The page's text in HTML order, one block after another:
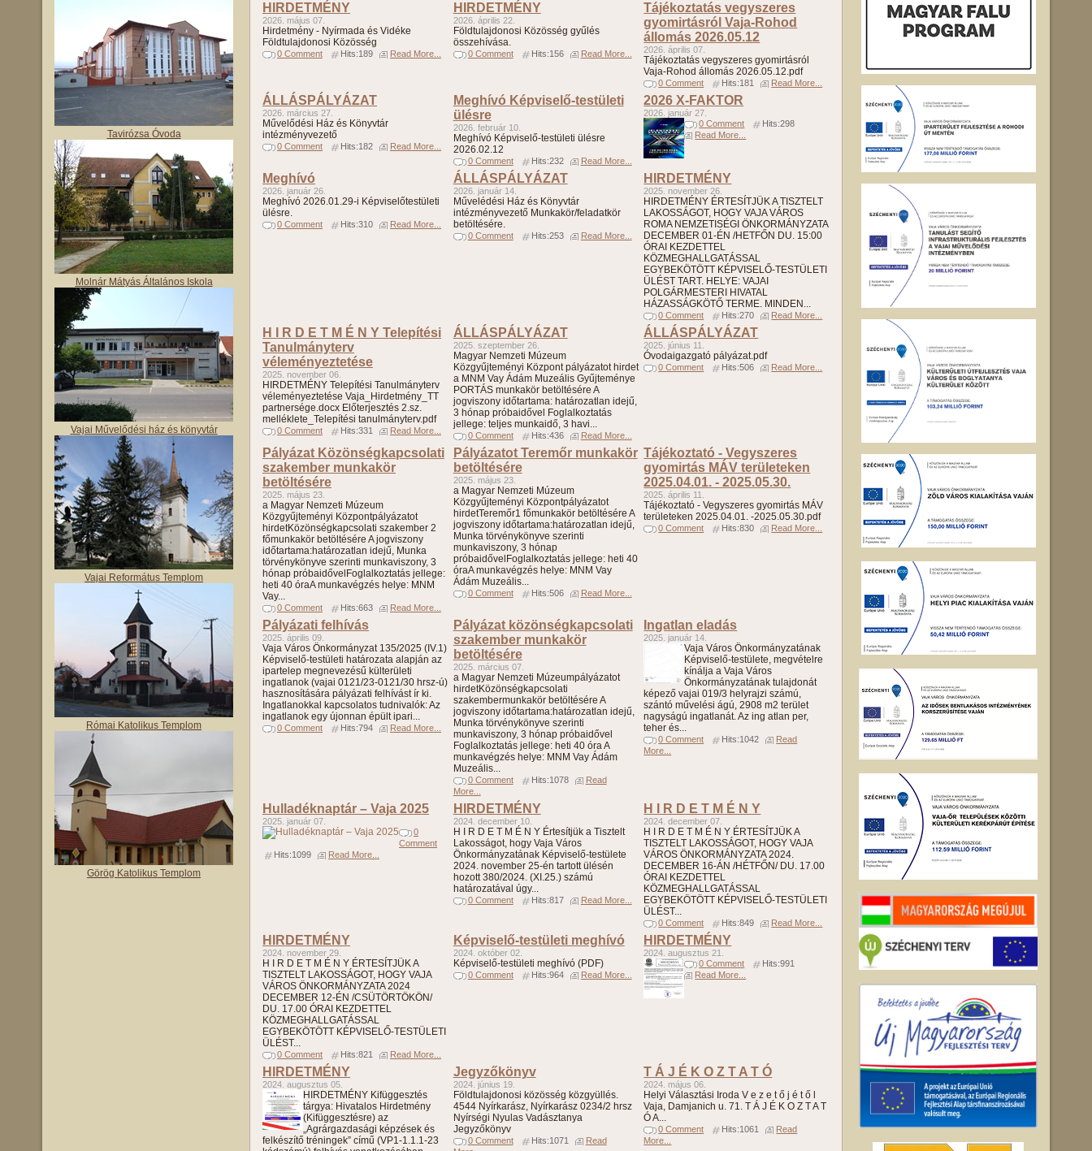
Tavirózsa Óvoda
Molnár Mátyás Általános Iskola
Vajai Művelődési ház és könyvtár
Vajai Református Templom
Római Katolikus Templom
Görög Katolikus Templom
HIRDETMÉNY
2026. május 07.
Hirdetmény - Nyírmada és Vidéke
Földtulajdonosi Közösség
0 Comment Hits:189 Read More...
HIRDETMÉNY
2026. április 22.
Földtulajdonosi Közösség gyűlés
összehívása.
0 Comment Hits:156 Read More...
Tájékoztatás vegyszeres
gyomirtásról Vaja-Rohod
állomás 2026.05.12
2026. április 07.
Tájékoztatás vegyszeres gyomirtásról
Vaja-Rohod állomás 2026.05.12.pdf
0 Comment Hits:181 Read More...
ÁLLÁSPÁLYÁZAT
2026. március 27.
Művelődési Ház és Könyvtár
intézményvezető
0 Comment Hits:182 Read More...
Meghívó Képviselő-testületi
ülésre
2026. február 10.
Meghívó Képviselő-testületi ülésre
2026.02.12
0 Comment Hits:232 Read More...
2026 X-FAKTOR
2026. január 27.
0 Comment
Hits:298
Read More...
Meghívó
2026. január 26.
Meghívó 2026.01.29-i Képviselőtestületi
ülésre.
0 Comment Hits:310 Read More...
ÁLLÁSPÁLYÁZAT
2026. január 14.
Művelédési Ház és Könyvtár
intézményvezető Munkakör/feladatkör
betöltésére.
0 Comment Hits:253 Read More...
HIRDETMÉNY
2025. november 26.
HIRDETMÉNY ÉRTESÍTJÜK A TISZTELT
LAKOSSÁGOT, HOGY VAJA VÁROS
ROMA NEMZETISÉGI ÖNKORMÁNYZATA
DECEMBER 01-ÉN /HETFŐN DU. 15:00
ÓRAI KEZDETTEL
KÖZMEGHALLGATÁSSAL
EGYBEKÖTÖTT KÉPVISELŐ-TESTÜLETI
ÜLÉST TART. HELYE: VAJAI
POLGÁRMESTERI HIVATAL
HÁZASSÁGKÖTŐ TERME. MINDEN...
0 Comment Hits:270 Read More...
H I R D E T M É N Y Telepítési
Tanulmányterv
véleményeztetése
2025. november 06.
HIRDETMÉNY Telepítési Tanulmányterv
véleményeztetése Vaja_Hirdetmény_TT
partnersége.docx Előterjesztés 2.sz.
melléklete_Telepítési tanulmányterv.pdf
0 Comment Hits:331 Read More...
ÁLLÁSPÁLYÁZAT
2025. szeptember 26.
Magyar Nemzeti Múzeum
Közgyűjteményi Központ pályázatot hirdet
a MNM Vay Ádám Muzeális Gyűjteménye
PORTÁS munkakör betöltésére A
jogviszony időtartama: határozatlan idejű,
3 hónap próbaidővel Foglalkoztatás
jellege: teljes munkaidő, 3 havi...
0 Comment Hits:436 Read More...
ÁLLÁSPÁLYÁZAT
2025. június 11.
Óvodaigazgató pályázat.pdf
0 Comment Hits:506 Read More...
Pályázat Közönségkapcsolati
szakember munkakör
betöltésére
2025. május 23.
a Magyar Nemzeti Múzeum
Közgyűjteményi Központpályázatot
hirdetKözönségkapcsolati szakember 2
főmunkakör betöltésére A jogviszony
időtartama:határozatlan idejű, Munka
törvénykönyve szerinti munkaviszony, 3
hónap próbaidővelFoglalkoztatás jellege:
heti 40 óraA munkavégzés helye: MNM
Vay...
0 Comment Hits:663 Read More...
Pályázatot Teremőr munkakör
betöltésére
2025. május 23.
a Magyar Nemzeti Múzeum
Közgyűjteményi Központpályázatot
hirdetTeremőr1 főmunkakör betöltésére A
jogviszony időtartama:határozatlan idejű,
Munka törvénykönyve szerinti
munkaviszony, 3 hónap
próbaidővelFoglalkoztatás jellege: heti 40
óraA munkavégzés helye: MNM Vay
Ádám Muzeális...
0 Comment Hits:506 Read More...
Tájékoztató - Vegyszeres
gyomirtás MÁV területeken
2025.04.01. - 2025.05.30.
2025. április 11.
Tájékoztató - Vegyszeres gyomirtás MÁV
területeken 2025.04.01. -2025.05.30.pdf
0 Comment Hits:830 Read More...
Pályázati felhívás
2025. április 09.
Vaja Város Önkormányzat 135/2025 (IV.1)
Képviselő-testületi határozata alapján az
ipartelep megnevezésű külterületi
ingatlanok (vajai 0121/23-0121/30 hrsz-ú)
hasznosítására pályázati felhívást ír ki.
Ingatlanokkal kapcsolatos tudnivalók: Az
ingatlanok egy újonnan épült ipari...
0 Comment Hits:794 Read More...
Pályázat közönségkapcsolati
szakember munkakör
betöltésére
2025. március 07.
a Magyar Nemzeti Múzeumpályázatot
hirdetKözönségkapcsolati
szakembermunkakör betöltésére A
jogviszony időtartama:határozatlan idejű,
Munka törvénykönyve szerinti
munkaviszony, 3 hónap próbaidővel
Foglalkoztatás jellege: heti 40 óra A
munkavégzés helye: MNM Vay Ádám
Muzeális...
0 Comment Hits:1078
Read
More...
Ingatlan eladás
2025. január 14.
Vaja Város Önkormányzatának
Képviselő-testülete, megvételre
kínálja a Vaja Város
Önkormányzatának tulajdonát
képező vajai 019/3 helyrajzi számú,
szántó művelési ágú, 2908 m2 terület
nagyságú ingatlanát. Az ing atlan per,
teher és...
0 Comment Hits:1042
Read
More...
Hulladéknaptár – Vaja 2025
2025. január 07.
0
Comment
Hits:1099
Read More...
HIRDETMÉNY
2024. december 10.
H I R D E T M É N Y Értesítjük a Tisztelt
Lakosságot, hogy Vaja Város
Önkormányzatának Képviselő-testülete
2024. november 25-én tartott ülésén
hozott 380/2024. (XI.25.) számú
határozatával úgy...
0 Comment Hits:817 Read More...
H I R D E T M É N Y
2024. december 07.
H I R D E T M É N Y ÉRTESÍTJÜK A
TISZTELT LAKOSSÁGOT, HOGY VAJA
VÁROS ÖNKORMÁNYZATA 2024.
DECEMBER 16-ÁN /HÉTFŐN/ DU. 17.00
ÓRAI KEZDETTEL
KÖZMEGHALLGATÁSSAL
EGYBEKÖTÖTT KÉPVISELŐ-TESTÜLETI
ÜLÉST...
0 Comment Hits:849 Read More...
HIRDETMÉNY
2024. november 29.
H I R D E T M É N Y ÉRTESÍTJÜK A
TISZTELT LAKOSSÁGOT, HOGY VAJA
VÁROS ÖNKORMÁNYZATA 2024
DECEMBER 12-ÉN /CSÜTÖRTÖKÖN/
DU. 17.00 ÓRAI KEZDETTEL
KÖZMEGHALLGATÁSSAL
EGYBEKÖTÖTT KÉPVISELŐ-TESTÜLETI
ÜLÉST...
0 Comment Hits:821 Read More...
Képviselő-testületi meghívó
2024. október 02.
Képviselő-testületi meghívó (PDF)
0 Comment Hits:964 Read More...
HIRDETMÉNY
2024. augusztus 21.
0 Comment
Hits:991
Read More...
HIRDETMÉNY
2024. augusztus 05.
HIRDETMÉNY Kifüggesztés
tárgya: Hivatalos Hirdetmény
(Kifüggesztésre) az
„Agrárgazdasági képzések és
felkészítő tréningek” című (VP1-1.1.1-23
Jegyzőkönyv
2024. június 19.
Földtulajdonosi közösség közgyüllés.
4544 Nyírkarász, Nyírkarász 0234/2 hrsz
Nyírségi Nyulas Vadásztanya
Jegyzőkönyv
0 Comment Hits:1071
Read
T Á J É K O Z T A T Ó
2024. május 06.
Helyi Választási Iroda V e z e t ő j é t ő l
Vaja, Damjanich u. 71. T Á J É K O Z T A T
Ó A...
0 Comment Hits:1061
Read
More...